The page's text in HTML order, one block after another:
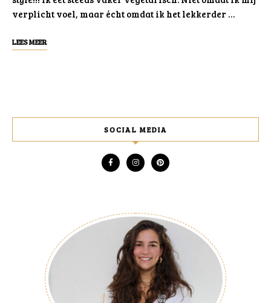
verplicht voel, maar écht omdat ik het lekkerder …
LEES MEER
SOCIAL MEDIA